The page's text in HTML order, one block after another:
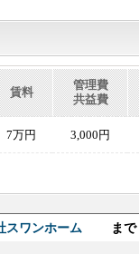
賃料
管理費
共益費
7万円 3,000円
スワンホーム まで